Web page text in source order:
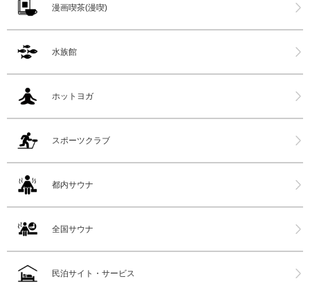
漫画喫茶(漫喫)
水族館
ホットヨガ
スポーツクラブ
都内サウナ
全国サウナ
民泊サイト・サービス